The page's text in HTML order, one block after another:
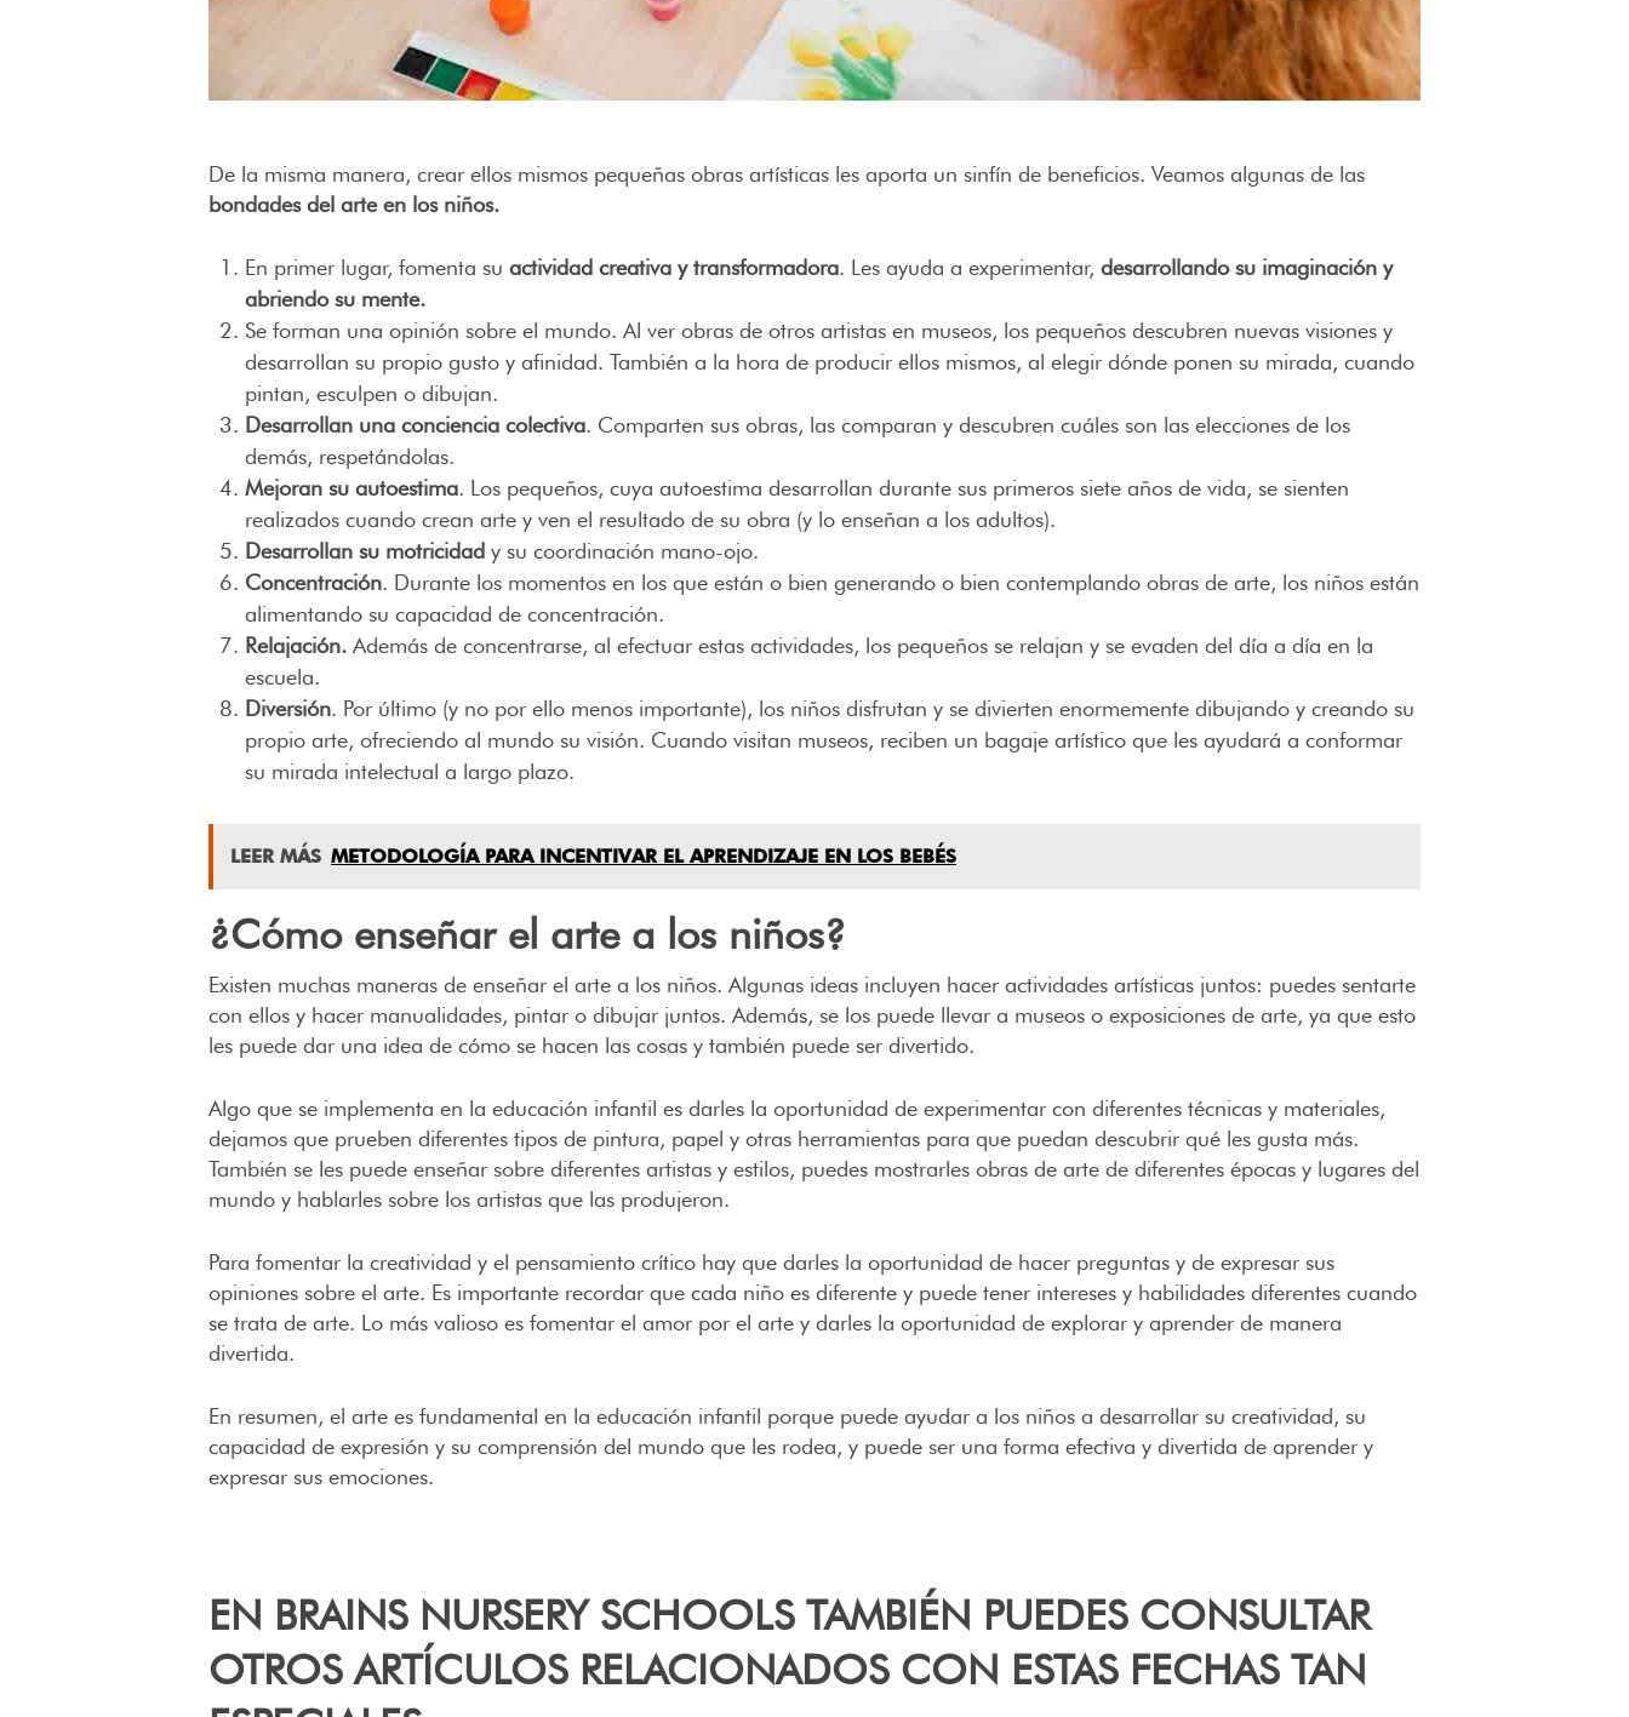
De la misma manera, crear ellos mismos pequeñas obras artísticas les aporta un sinfín de beneficios. Veamos algunas de las
bondades del arte en los niños.
En primer lugar, fomenta su actividad creativa y transformadora. Les ayuda a experimentar, desarrollando su imaginación y
abriendo su mente.
Se forman una opinión sobre el mundo. Al ver obras de otros artistas en museos, los pequeños descubren nuevas visiones y
desarrollan su propio gusto y afinidad. También a la hora de producir ellos mismos, al elegir dónde ponen su mirada, cuando
pintan, esculpen o dibujan.
Desarrollan una conciencia colectiva. Comparten sus obras, las comparan y descubren cuáles son las elecciones de los
demás, respetándolas.
Mejoran su autoestima. Los pequeños, cuya autoestima desarrollan durante sus primeros siete años de vida, se sienten
realizados cuando crean arte y ven el resultado de su obra (y lo enseñan a los adultos).
Desarrollan su motricidad y su coordinación mano-ojo.
Concentración. Durante los momentos en los que están o bien generando o bien contemplando obras de arte, los niños están
alimentando su capacidad de concentración.
Relajación. Además de concentrarse, al efectuar estas actividades, los pequeños se relajan y se evaden del día a día en la
escuela.
Diversión. Por último (y no por ello menos importante), los niños disfrutan y se divierten enormemente dibujando y creando su
propio arte, ofreciendo al mundo su visión. Cuando visitan museos, reciben un bagaje artístico que les ayudará a conformar
su mirada intelectual a largo plazo.
LEER MÁS METODOLOGÍA PARA INCENTIVAR EL APRENDIZAJE EN LOS BEBÉS
¿Cómo enseñar el arte a los niños?
Existen muchas maneras de enseñar el arte a los niños. Algunas ideas incluyen hacer actividades artísticas juntos: puedes sentarte
con ellos y hacer manualidades, pintar o dibujar juntos. Además, se los puede llevar a museos o exposiciones de arte, ya que esto
les puede dar una idea de cómo se hacen las cosas y también puede ser divertido.
Algo que se implementa en la educación infantil es darles la oportunidad de experimentar con diferentes técnicas y materiales,
dejamos que prueben diferentes tipos de pintura, papel y otras herramientas para que puedan descubrir qué les gusta más.
También se les puede enseñar sobre diferentes artistas y estilos, puedes mostrarles obras de arte de diferentes épocas y lugares del
mundo y hablarles sobre los artistas que las produjeron.
Para fomentar la creatividad y el pensamiento crítico hay que darles la oportunidad de hacer preguntas y de expresar sus
opiniones sobre el arte. Es importante recordar que cada niño es diferente y puede tener intereses y habilidades diferentes cuando
se trata de arte. Lo más valioso es fomentar el amor por el arte y darles la oportunidad de explorar y aprender de manera
divertida.
En resumen, el arte es fundamental en la educación infantil porque puede ayudar a los niños a desarrollar su creatividad, su
capacidad de expresión y su comprensión del mundo que les rodea, y puede ser una forma efectiva y divertida de aprender y
expresar sus emociones.
EN BRAINS NURSERY SCHOOLS TAMBIÉN PUEDES CONSULTAR
OTROS ARTÍCULOS RELACIONADOS CON ESTAS FECHAS TAN